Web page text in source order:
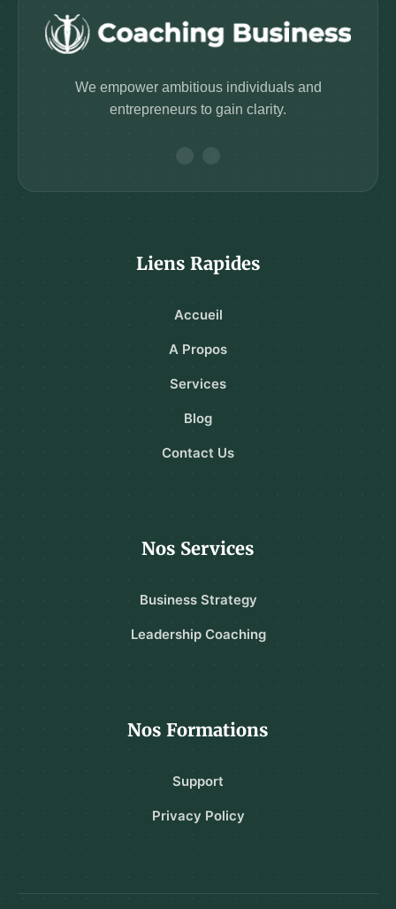
We empower ambitious individuals and
entrepreneurs to gain clarity.
Liens Rapides
Accueil
A Propos
Services
Blog
Contact Us
Nos Services
Business Strategy
Leadership Coaching
Nos Formations
Support
Privacy Policy